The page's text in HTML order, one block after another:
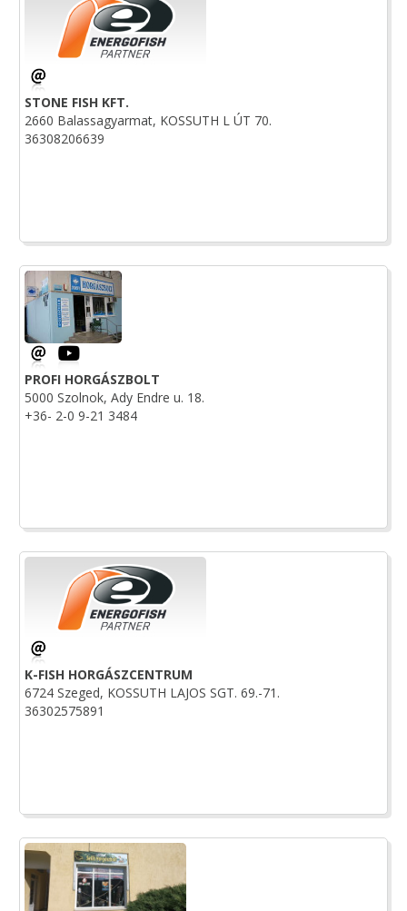
STONE FISH KFT.
2660 Balassagyarmat, KOSSUTH L ÚT 70.
36308206639
PROFI HORGÁSZBOLT
5000 Szolnok, Ady Endre u. 18.
+36- 2-0 9-21 3484
K-FISH HORGÁSZCENTRUM
6724 Szeged, KOSSUTH LAJOS SGT. 69.-71.
36302575891